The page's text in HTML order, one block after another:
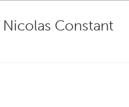
Nicolas Constant